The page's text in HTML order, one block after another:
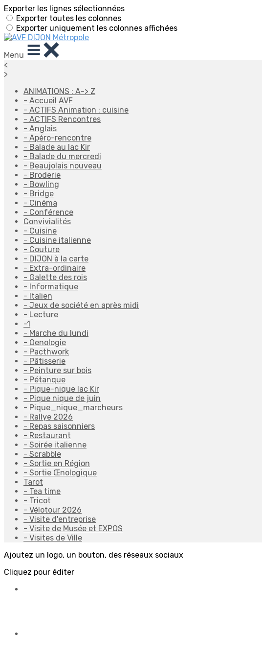
Exporter les lignes sélectionnées
Exporter toutes les colonnes
Exporter uniquement les colonnes affichées
Menu
<
>
ANIMATIONS : A-> Z
- Accueil AVF
- ACTIFS Animation : cuisine
- ACTIFS Rencontres
- Anglais
- Apéro-rencontre
- Balade au lac Kir
- Balade du mercredi
- Beaujolais nouveau
- Broderie
- Bowling
- Bridge
- Cinéma
- Conférence
Convivialités
- Cuisine
- Cuisine italienne
- Couture
- DIJON à la carte
- Extra-ordinaire
- Galette des rois
- Informatique
- Italien
- Jeux de société en après midi
- Lecture
-1
- Marche du lundi
- Oenologie
- Pacthwork
- Pâtisserie
- Peinture sur bois
- Pétanque
- Pique-nique lac Kir
- Pique nique de juin
- Pique_nique_marcheurs
- Rallye 2026
- Repas saisonniers
- Restaurant
- Soirée italienne
- Scrabble
- Sortie en Région
- Sortie Œnologique
Tarot
- Tea time
- Tricot
- Vélotour 2026
- Visite d'entreprise
- Visite de Musée et EXPOS
- Visites de Ville
Ajoutez un logo, un bouton, des réseaux sociaux
Cliquez pour éditer